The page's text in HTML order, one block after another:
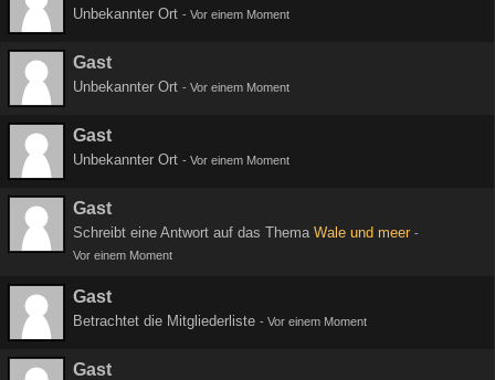
Unbekannter Ort - Vor einem Moment
Gast
Unbekannter Ort - Vor einem Moment
Gast
Unbekannter Ort - Vor einem Moment
Gast
Schreibt eine Antwort auf das Thema Wale und meer -
Vor einem Moment
Gast
Betrachtet die Mitgliederliste - Vor einem Moment
Gast